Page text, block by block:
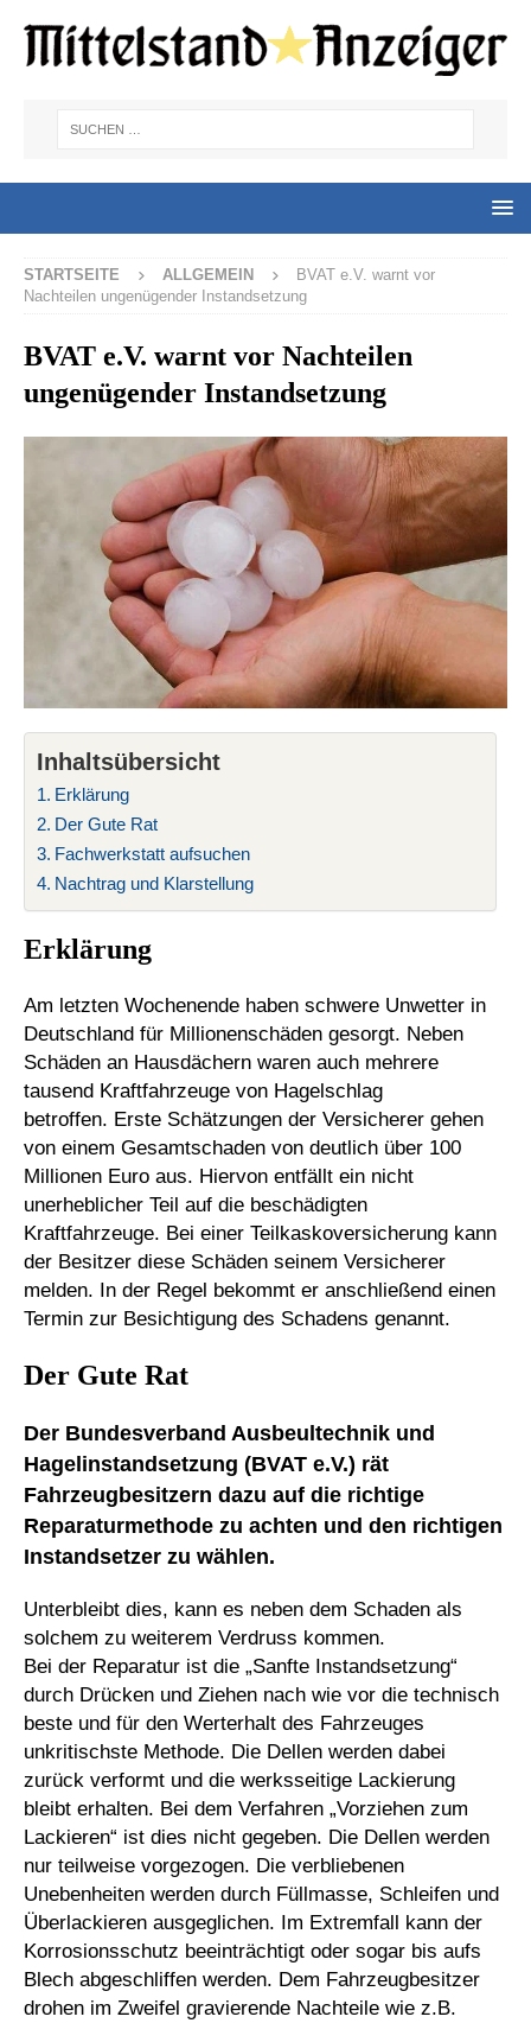
STARTSEITE ALLGEMEIN
BVAT e.V. warnt vor
Nachteilen ungenügender Instandsetzung
BVAT e.V. warnt vor Nachteilen
ungenügender Instandsetzung
Inhaltsübersicht
Erklärung
Der Gute Rat
Fachwerkstatt aufsuchen
Nachtrag und Klarstellung
Erklärung
Am letzten Wochenende haben schwere Unwetter in
Deutschland für Millionenschäden gesorgt. Neben
Schäden an Hausdächern waren auch mehrere
tausend Kraftfahrzeuge von Hagelschlag
betroffen. Erste Schätzungen der Versicherer gehen
von einem Gesamtschaden von deutlich über 100
Millionen Euro aus. Hiervon entfällt ein nicht
unerheblicher Teil auf die beschädigten
Kraftfahrzeuge. Bei einer Teilkaskoversicherung kann
der Besitzer diese Schäden seinem Versicherer
melden. In der Regel bekommt er anschließend einen
Termin zur Besichtigung des Schadens genannt.
Der Gute Rat
Der Bundesverband Ausbeultechnik und
Hagelinstandsetzung (BVAT e.V.) rät
Fahrzeugbesitzern dazu auf die richtige
Reparaturmethode zu achten und den richtigen
Instandsetzer zu wählen.
Unterbleibt dies, kann es neben dem Schaden als
solchem zu weiterem Verdruss kommen.
Bei der Reparatur ist die „Sanfte Instandsetzung“
durch Drücken und Ziehen nach wie vor die technisch
beste und für den Werterhalt des Fahrzeuges
unkritischste Methode. Die Dellen werden dabei
zurück verformt und die werksseitige Lackierung
bleibt erhalten. Bei dem Verfahren „Vorziehen zum
Lackieren“ ist dies nicht gegeben. Die Dellen werden
nur teilweise vorgezogen. Die verbliebenen
Unebenheiten werden durch Füllmasse, Schleifen und
Überlackieren ausgeglichen. Im Extremfall kann der
Korrosionsschutz beeinträchtigt oder sogar bis aufs
Blech abgeschliffen werden. Dem Fahrzeugbesitzer
drohen im Zweifel gravierende Nachteile wie z.B.